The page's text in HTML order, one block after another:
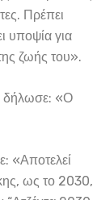
Πρέπει
υποψία για
ζωής του».
δήλωσε: «Ο
«Αποτελεί
ως το 2030,